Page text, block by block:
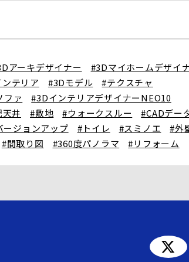
アーキデザイナー
#3Dマイホームデザイ
テリア #3Dモデル
#テクスチャ
ファ
#3DインテリアデザイナーNEO10
井 #敷地 #ウォークスルー
#CADデー
ージョンアップ #トイレ #スミノエ
#外
#間取り図 #360度パノラマ #リフォーム